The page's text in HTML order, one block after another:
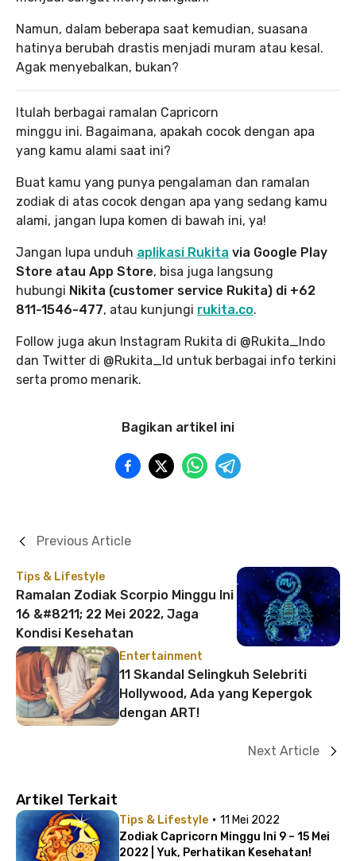
Namun, dalam beberapa saat kemudian, suasana
hatinya berubah drastis menjadi muram atau kesal.
Agak menyebalkan, bukan?
Itulah berbagai ramalan Capricorn
minggu ini. Bagaimana, apakah cocok dengan apa
yang kamu alami saat ini?
Buat kamu yang punya pengalaman dan ramalan
zodiak di atas cocok dengan apa yang sedang kamu
alami, jangan lupa komen di bawah ini, ya!
Jangan lupa unduh aplikasi Rukita via Google Play
Store atau App Store, bisa juga langsung
hubungi Nikita (customer service Rukita) di +62
811-1546-477, atau kunjungi rukita.co.
Follow juga akun Instagram Rukita di @Rukita_Indo
dan Twitter di @Rukita_Id untuk berbagai info terkini
serta promo menarik.
Bagikan artikel ini
Tips & Lifestyle
Ramalan Zodiak Scorpio Minggu Ini
16 &#8211; 22 Mei 2022, Jaga
Kondisi Kesehatan
Previous Article
Entertainment
11 Skandal Selingkuh Selebriti
Hollywood, Ada yang Kepergok
dengan ART!
Next Article
Artikel Terkait
Tips & Lifestyle · 11 Mei 2022
Zodiak Capricorn Minggu Ini 9 – 15 Mei
2022 | Yuk, Perhatikan Kesehatan!